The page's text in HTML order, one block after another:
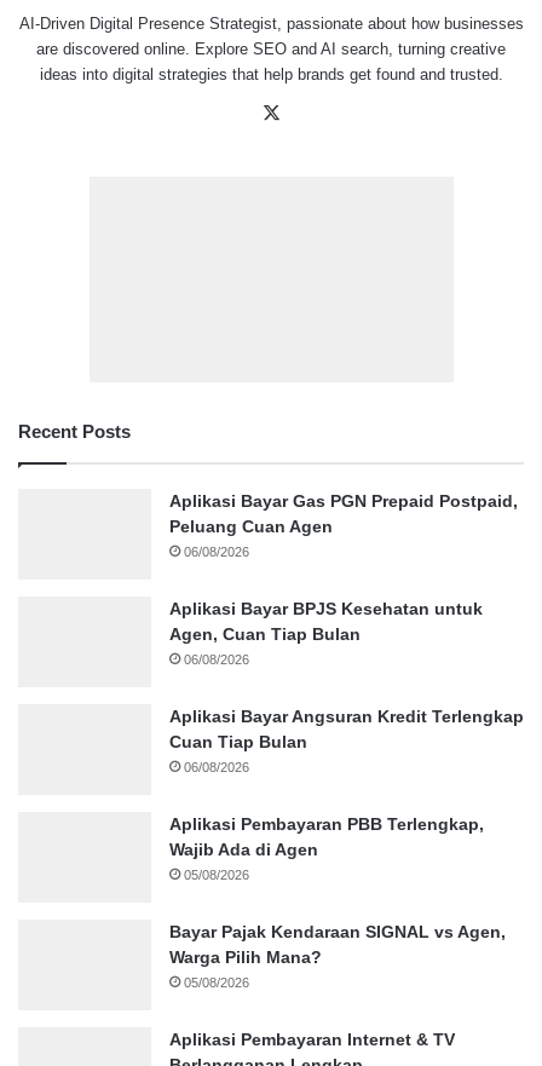
AI-Driven Digital Presence Strategist, passionate about how businesses
are discovered online. Explore SEO and AI search, turning creative
ideas into digital strategies that help brands get found and trusted.
Recent Posts
Aplikasi Bayar Gas PGN Prepaid Postpaid,
Peluang Cuan Agen
06/08/2026
Aplikasi Bayar BPJS Kesehatan untuk
Agen, Cuan Tiap Bulan
06/08/2026
Aplikasi Bayar Angsuran Kredit Terlengkap
Cuan Tiap Bulan
06/08/2026
Aplikasi Pembayaran PBB Terlengkap,
Wajib Ada di Agen
05/08/2026
Bayar Pajak Kendaraan SIGNAL vs Agen,
Warga Pilih Mana?
05/08/2026
Aplikasi Pembayaran Internet & TV